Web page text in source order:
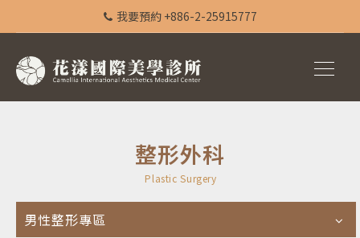
我要預約 +886-2-25915777
整形外科
Plastic Surgery
男性整形專區